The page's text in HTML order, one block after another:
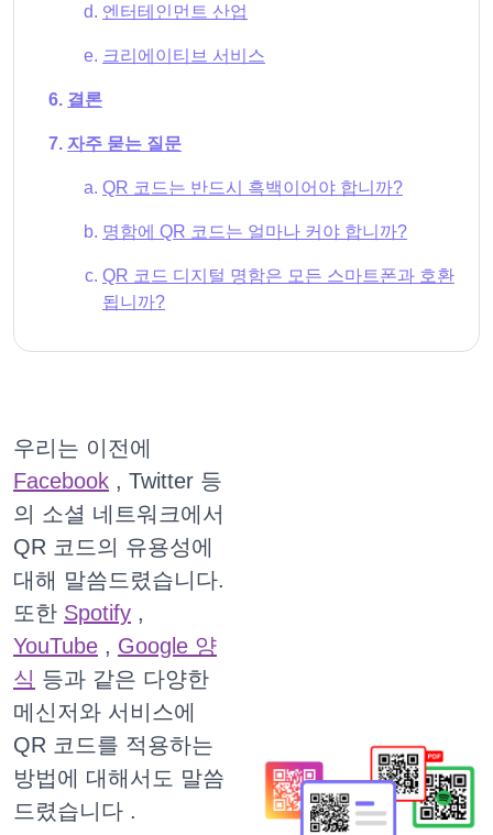
엔터테인먼트 산업
크리에이티브 서비스
결론
자주 묻는 질문
QR 코드는 반드시 흑백이어야 합니까?
명함에 QR 코드는 얼마나 커야 합니까?
QR 코드 디지털 명함은 모든 스마트폰과 호환
됩니까?
우리는 이전에
Facebook , Twitter 등
의 소셜 네트워크에서
QR 코드의 유용성에
대해 말씀드렸습니다.
또한 Spotify ,
YouTube , Google 양
식 등과 같은 다양한
메신저와 서비스에
QR 코드를 적용하는
방법에 대해서도 말씀
드렸습니다 .